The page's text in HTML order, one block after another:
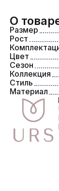
О
Размер
Рост
Цвет
Сезон
Коллекция
Стиль
Материал